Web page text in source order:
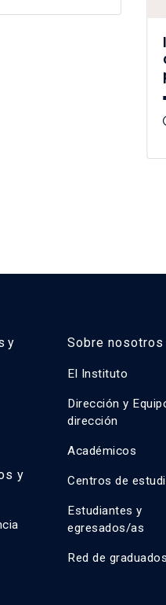
y
Sobre nosotros
El Instituto
Dirección y
dirección
Académicos
Centros de
Estudiantes y
egresados/as
Red de